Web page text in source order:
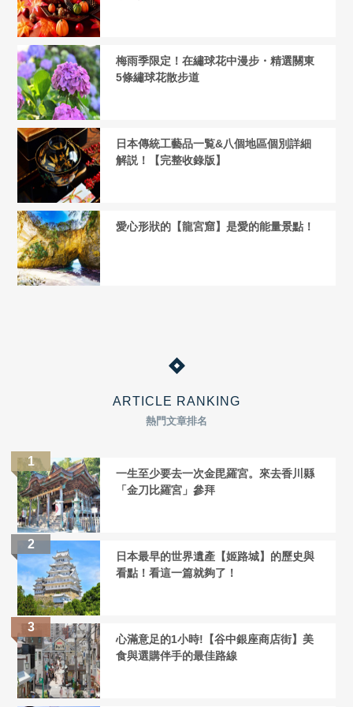
梅雨季限定！在繡球花中漫步・精選關東
5條繡球花散步道
日本傳統工藝品一覧&八個地區個別詳細
解説！【完整收錄版】
愛心形狀的【龍宮窟】是愛的能量景點！
ARTICLE RANKING
熱門文章排名
一生至少要去一次金毘羅宮。來去香川縣
「金刀比羅宮」參拜
日本最早的世界遺產【姬路城】的歷史與
看點！看這一篇就夠了！
心滿意足的1小時!【谷中銀座商店街】美
食與選購伴手的最佳路線